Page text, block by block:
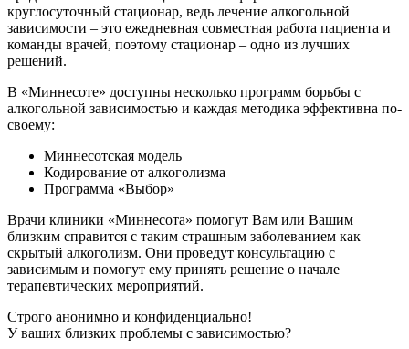
круглосуточный стационар, ведь лечение алкогольной
зависимости – это ежедневная совместная работа пациента и
команды врачей, поэтому стационар – одно из лучших
решений.
В «Миннесоте» доступны несколько программ борьбы с
алкогольной зависимостью и каждая методика эффективна по-
своему:
Миннесотская модель
Кодирование от алкоголизма
Программа «Выбор»
Врачи клиники «Миннесота» помогут Вам или Вашим
близким справится с таким страшным заболеванием как
скрытый алкоголизм. Они проведут консультацию с
зависимым и помогут ему принять решение о начале
терапевтических мероприятий.
Строго анонимно и конфиденциально!
У ваших близких проблемы с зависимостью?